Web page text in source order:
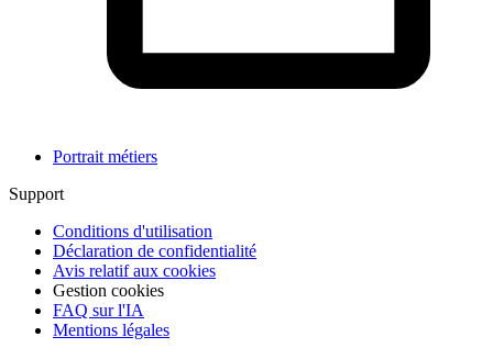
Portrait métiers
Support
Conditions d'utilisation
Déclaration de confidentialité
Avis relatif aux cookies
Gestion cookies
FAQ sur l'IA
Mentions légales